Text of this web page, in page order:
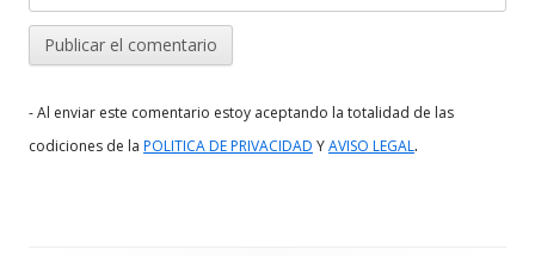
- Al enviar este comentario estoy aceptando la totalidad de las
codiciones de la POLITICA DE PRIVACIDAD YAVISO LEGAL.